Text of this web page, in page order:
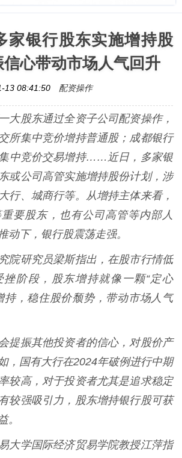
家银行股东实施增持股
心带动市场人气回升
13 08:41:50 配资操作
股东通过全资子公司配资操作，
所集中竞价增持普通股；成都银行
中竞价交易增持……近日，多家银
或公司高管实施增持股份计划，涉
行、城商行等。从增持主体来看，
要股东，也有公司高管等内部人
动下，银行股震荡走强。
研究员梁斯指出，在股市行情低
挫阶段，股东增持就像一颗“定心
持，稳住股价颓势，带动市场人气
振其他投资者的信心，对股价产
，国有大行在2024年破例进行中期
较高，对于投资者尤其是追求稳定
较强吸引力，股东增持银行股可获
。
学国际经济贸易学院教授江萍指